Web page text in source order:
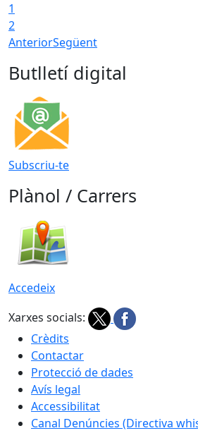
1
2
AnteriorSegüent
Butlletí digital
Subscriu-te
Plànol / Carrers
Accedeix
Xarxes socials:
Crèdits
Contactar
Protecció de dades
Avís legal
Accessibilitat
Canal Denúncies (Directiva